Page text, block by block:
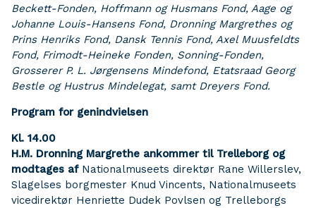
Beckett-Fonden, Hoffmann og Husmans Fond, Aage og
Johanne Louis-Hansens Fond, Dronning Margrethes og
Prins Henriks Fond, Dansk Tennis Fond, Axel Muusfeldts
Fond, Frimodt-Heineke Fonden, Sonning-Fonden,
Grosserer P. L. Jørgensens Mindefond, Etatsraad Georg
Bestle og Hustrus Mindelegat, samt Dreyers Fond.
Program for genindvielsen
Kl. 14.00
H.M. Dronning Margrethe ankommer til Trelleborg og
modtages af Nationalmuseets direktør Rane Willerslev,
Slagelses borgmester Knud Vincents, Nationalmuseets
vicedirektør Henriette Dudek Povlsen og Trelleborgs